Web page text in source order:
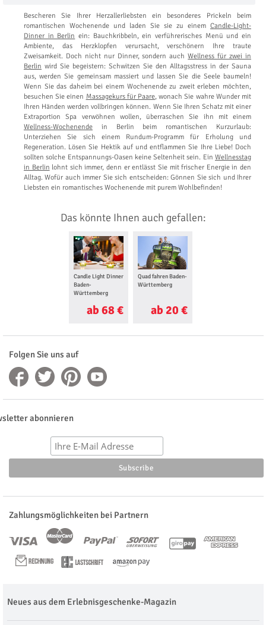
Bescheren Sie Ihrer Herzallerliebsten ein besonderes Prickeln beim
romantischen Wochenende und laden Sie sie zu einem Candle-Light-
Dinner in Berlin ein: Bauchkribbeln, ein verführerisches Menü und ein
Ambiente, das Herzklopfen verursacht, verschönern Ihre traute
Zweisamkeit. Doch nicht nur Dinner, sondern auchWellness für zwei in
Berlin wird Sie begeistern: Schwitzen Sie den Alltagsstress in der Sauna
aus, werden Sie gemeinsam massiert und lassen Sie die Seele baumeln!
Wenn Sie das daheim bei einem Wochenende zu zweit erleben möchten,
besuchen Sie einen Massagekurs für Paare, wonach Sie wahre Wunder mit
Ihren Händen werden vollbringen können. Wenn Sie Ihren Schatz mit einer
Extraportion Spa verwöhnen wollen, überraschen Sie ihn mit einem
Wellness-Wochenende in Berlin beim romantischen Kurzurlaub:
Unterziehen Sie sich einem Rundum-Programm für Erholung und
Regeneration. Lösen Sie Hektik auf und entflammen Sie Ihre Liebe! Doch
sollten solche Entspannungs-Oasen keine Seltenheit sein. Ein Wellnesstag
in Berlin lohnt sich immer, denn er entlässt Sie mit frischer Energie in den
Alltag. Wofür auch immer Sie sich entscheiden: Gönnen Sie sich und Ihrer
Liebsten ein romantisches Wochenende mit purem Wohlbefinden!
Das könnte Ihnen auch gefallen:
Candle Light Dinner
Baden-
Württemberg
ab 68 €
Quad fahren Baden-
Württemberg
ab 20 €
Folgen Sie uns auf
abonnieren
Zahlungsmöglichkeiten bei Partnern
Neues aus dem Erlebnisgeschenke-Magazin